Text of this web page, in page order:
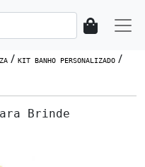
/ KIT BANHO PERSONALIZADO /
Brinde